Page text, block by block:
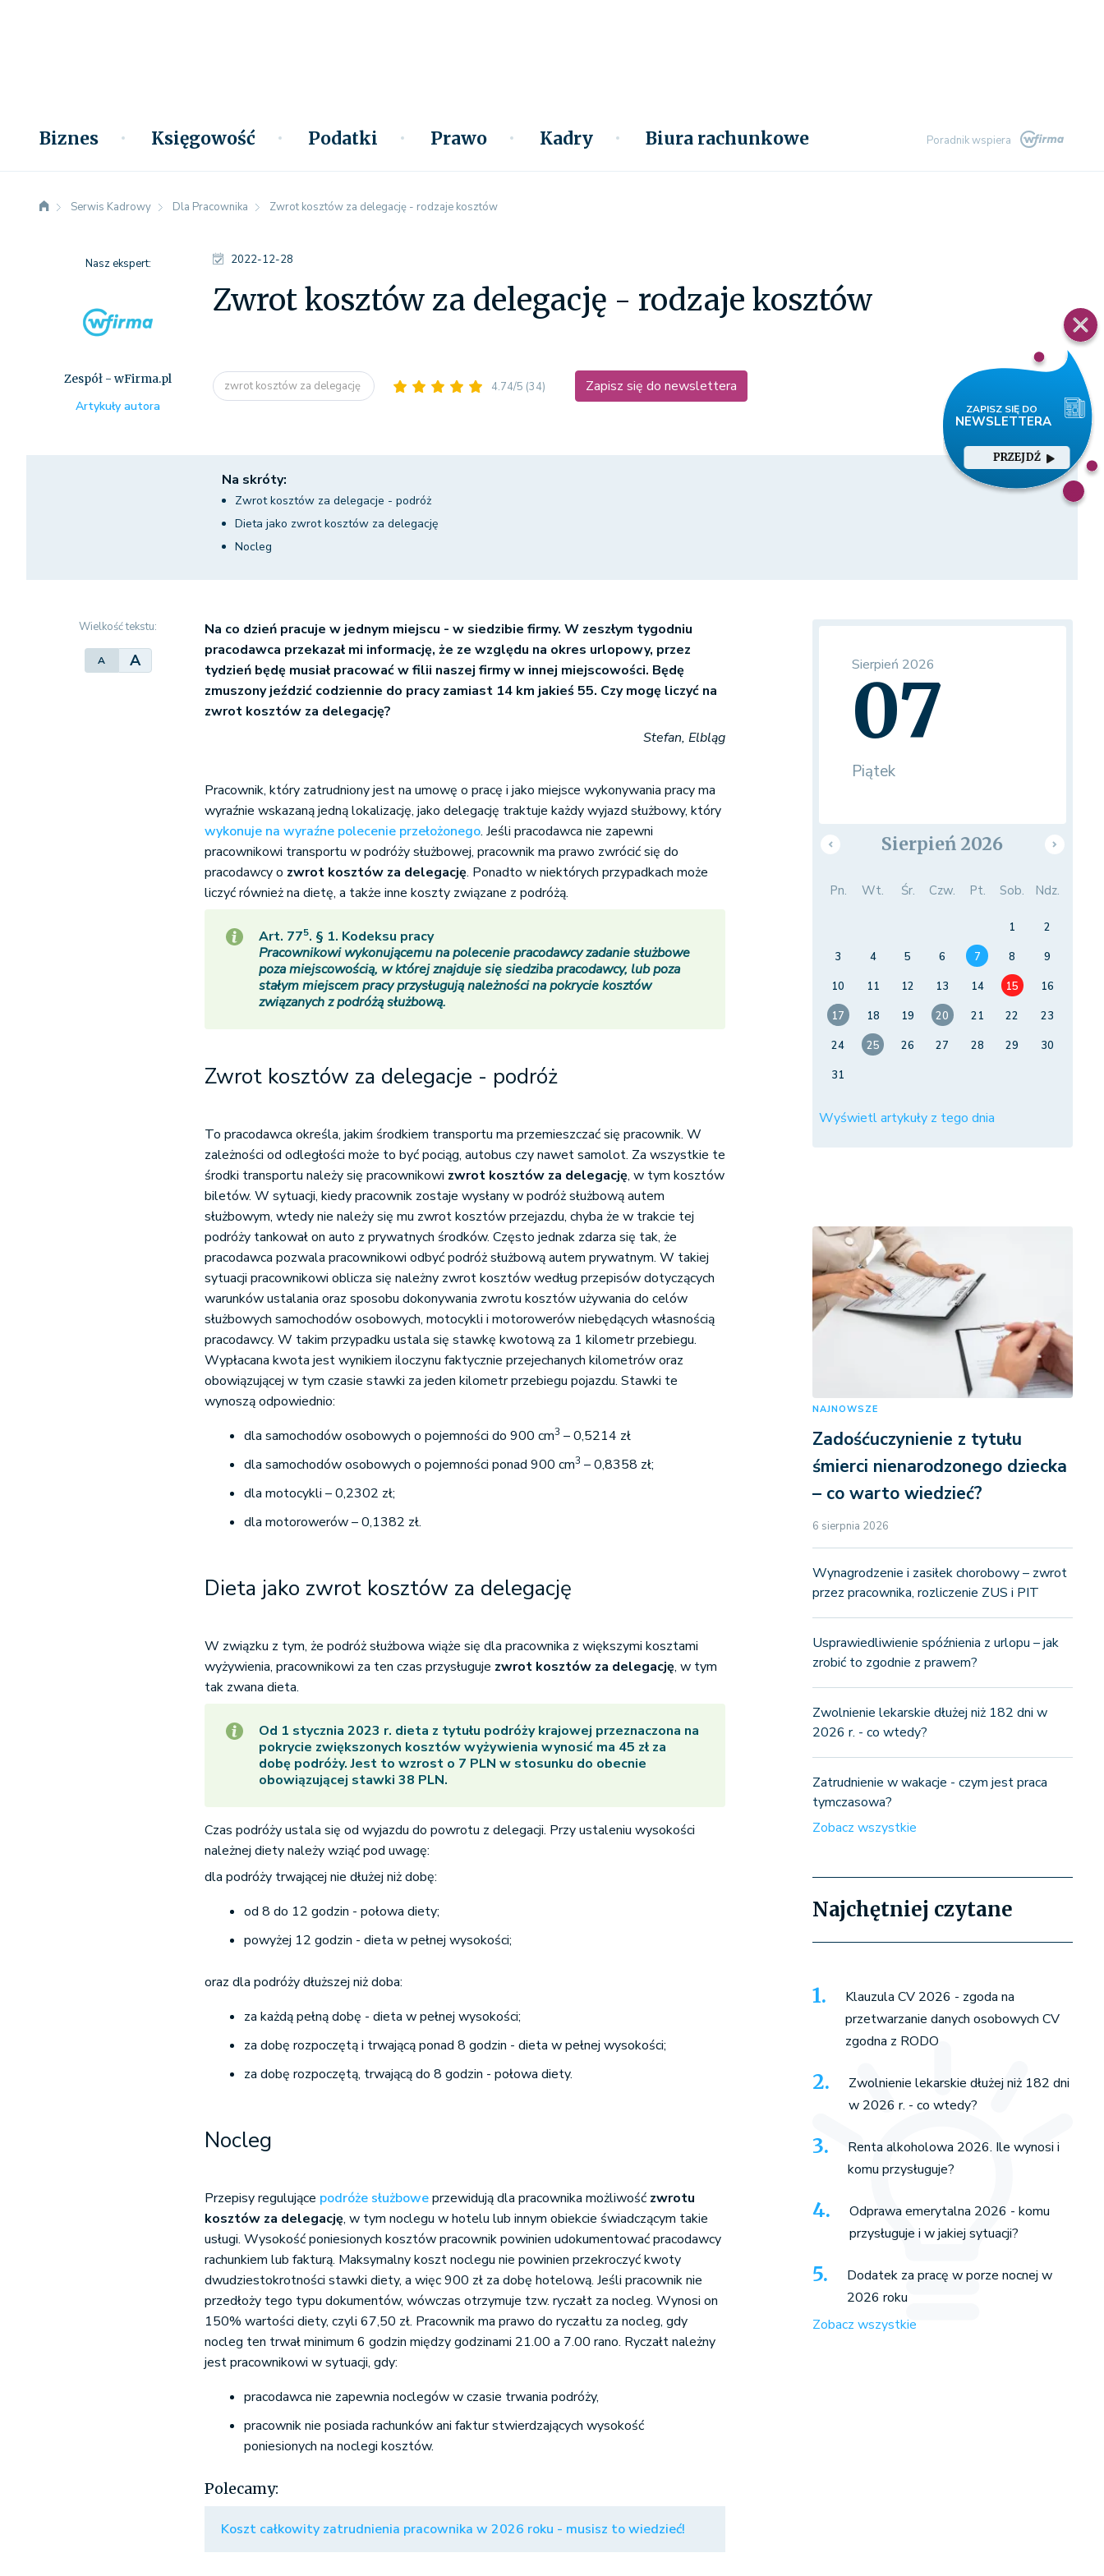
Biznes Księgowość Podatki Prawo Kadry Biura rachunkowe Poradnik wspiera
PRZEJDŹ
Serwis Kadrowy Dla Pracownika Zwrot kosztów za delegację - rodzaje kosztów
2022-12-28
Zwrot kosztów za delegację - rodzaje kosztów
zwrot kosztów za delegację 4.74/5 (34) Zapisz się do newslettera
Nasz ekspert:
Zespół - wFirma.pl
Artykuły autora
Na skróty:
Zwrot kosztów za delegacje - podróż
Dieta jako zwrot kosztów za delegację
Nocleg
Wielkość tekstu:
A A
Na co dzień pracuje w jednym miejscu - w siedzibie firmy. W zeszłym tygodniu
pracodawca przekazał mi informację, że ze względu na okres urlopowy, przez
tydzień będę musiał pracować w filii naszej firmy w innej miejscowości. Będę
zmuszony jeździć codziennie do pracy zamiast 14 km jakieś 55. Czy mogę liczyć na
zwrot kosztów za delegację?
Stefan, Elbląg
Pracownik, który zatrudniony jest na umowę o pracę i jako miejsce wykonywania pracy ma
wyraźnie wskazaną jedną lokalizację, jako delegację traktuje każdy wyjazd służbowy, który
wykonuje na wyraźne polecenie przełożonego. Jeśli pracodawca nie zapewni
pracownikowi transportu w podróży służbowej, pracownik ma prawo zwrócić się do
pracodawcy o zwrot kosztów za delegację. Ponadto w niektórych przypadkach może
liczyć również na dietę, a także inne koszty związane z podróżą.
Art. 775. § 1. Kodeksu pracy
Pracownikowi wykonującemu na polecenie pracodawcy zadanie służbowe
poza miejscowością, w której znajduje się siedziba pracodawcy, lub poza
stałym miejscem pracy przysługują należności na pokrycie kosztów
związanych z podróżą służbową.
Zwrot kosztów za delegacje - podróż
To pracodawca określa, jakim środkiem transportu ma przemieszczać się pracownik. W
zależności od odległości może to być pociąg, autobus czy nawet samolot. Za wszystkie te
środki transportu należy się pracownikowi zwrot kosztów za delegację, w tym kosztów
biletów. W sytuacji, kiedy pracownik zostaje wysłany w podróż służbową autem
służbowym, wtedy nie należy się mu zwrot kosztów przejazdu, chyba że w trakcie tej
podróży tankował on auto z prywatnych środków. Często jednak zdarza się tak, że
pracodawca pozwala pracownikowi odbyć podróż służbową autem prywatnym. W takiej
sytuacji pracownikowi oblicza się należny zwrot kosztów według przepisów dotyczących
warunków ustalania oraz sposobu dokonywania zwrotu kosztów używania do celów
służbowych samochodów osobowych, motocykli i motorowerów niebędących własnością
pracodawcy. W takim przypadku ustala się stawkę kwotową za 1 kilometr przebiegu.
Wypłacana kwota jest wynikiem iloczynu faktycznie przejechanych kilometrów oraz
obowiązującej w tym czasie stawki za jeden kilometr przebiegu pojazdu. Stawki te
wynoszą odpowiednio:
dla samochodów osobowych o pojemności do 900 cm3 – 0,5214 zł
dla samochodów osobowych o pojemności ponad 900 cm3 – 0,8358 zł;
dla motocykli – 0,2302 zł;
dla motorowerów – 0,1382 zł.
Dieta jako zwrot kosztów za delegację
W związku z tym, że podróż służbowa wiąże się dla pracownika z większymi kosztami
wyżywienia, pracownikowi za ten czas przysługuje zwrot kosztów za delegację, w tym
tak zwana dieta.
Od 1 stycznia 2023 r. dieta z tytułu podróży krajowej przeznaczona na
pokrycie zwiększonych kosztów wyżywienia wynosić ma 45 zł za
dobę podróży. Jest to wzrost o 7 PLN w stosunku do obecnie
obowiązującej stawki 38 PLN.
Czas podróży ustala się od wyjazdu do powrotu z delegacji. Przy ustaleniu wysokości
należnej diety należy wziąć pod uwagę:
dla podróży trwającej nie dłużej niż dobę:
od 8 do 12 godzin - połowa diety;
powyżej 12 godzin - dieta w pełnej wysokości;
oraz dla podróży dłuższej niż doba:
za każdą pełną dobę - dieta w pełnej wysokości;
za dobę rozpoczętą i trwającą ponad 8 godzin - dieta w pełnej wysokości;
za dobę rozpoczętą, trwającą do 8 godzin - połowa diety.
Nocleg
Przepisy regulujące podróże służboweprzewidują dla pracownika możliwość zwrotu
kosztów za delegację, w tym noclegu w hotelu lub innym obiekcie świadczącym takie
usługi. Wysokość poniesionych kosztów pracownik powinien udokumentować pracodawcy
rachunkiem lub fakturą. Maksymalny koszt noclegu nie powinien przekroczyć kwoty
dwudziestokrotności stawki diety, a więc 900 zł za dobę hotelową. Jeśli pracownik nie
przedłoży tego typu dokumentów, wówczas otrzymuje tzw. ryczałt za nocleg. Wynosi on
150% wartości diety, czyli 67,50 zł. Pracownik ma prawo do ryczałtu za nocleg, gdy
nocleg ten trwał minimum 6 godzin między godzinami 21.00 a 7.00 rano. Ryczałt należny
jest pracownikowi w sytuacji, gdy:
pracodawca nie zapewnia noclegów w czasie trwania podróży,
pracownik nie posiada rachunków ani faktur stwierdzających wysokość
poniesionych na noclegi kosztów.
Polecamy:
Koszt całkowity zatrudnienia pracownika w 2026 roku - musisz to wiedzieć!
Sierpień 2026
07
Piątek
Sierpień 2026
Pn. Wt. Śr. Czw. Pt. Sob. Ndz.
1
2
3
4 5 6 7 8
9
10
11 12 13 14 15
16
17
18 19 20 21 22
23
24
25 26 27 28 29
30
31
Wyświetl artykuły z tego dnia
NAJNOWSZE
Zadośćuczynienie z tytułu
śmierci nienarodzonego dziecka
– co warto wiedzieć?
6 sierpnia 2026
Wynagrodzenie i zasiłek chorobowy – zwrot
przez pracownika, rozliczenie ZUS i PIT
Usprawiedliwienie spóźnienia z urlopu – jak
zrobić to zgodnie z prawem?
Zwolnienie lekarskie dłużej niż 182 dni w
2026 r. - co wtedy?
Zatrudnienie w wakacje - czym jest praca
tymczasowa?
Zobacz wszystkie
Najchętniej czytane
Klauzula CV 2026 - zgoda na
przetwarzanie danych osobowych CV
zgodna z RODO
Zwolnienie lekarskie dłużej niż 182 dni
w 2026 r. - co wtedy?
Renta alkoholowa 2026. Ile wynosi i
komu przysługuje?
Odprawa emerytalna 2026 - komu
przysługuje i w jakiej sytuacji?
Dodatek za pracę w porze nocnej w
2026 roku
Zobacz wszystkie